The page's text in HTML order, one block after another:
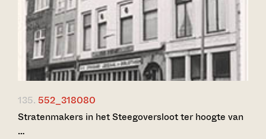
135. 552_318080
Stratenmakers in het Steegoversloot ter hoogte van
…